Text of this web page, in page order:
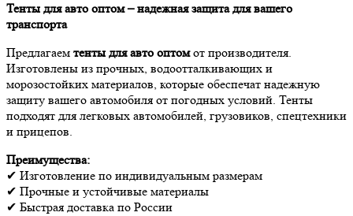
Тенты для авто оптом – надежная защита для вашего
транспорта
Предлагаем тенты для авто оптомот производителя.
Изготовлены из прочных, водоотталкивающих и
морозостойких материалов, которые обеспечат надежную
защиту вашего автомобиля от погодных условий. Тенты
подходят для легковых автомобилей, грузовиков, спецтехники
и прицепов.
Преимущества:
✔ Изготовление по индивидуальным размерам
✔ Прочные и устойчивые материалы
✔ Быстрая доставка по России